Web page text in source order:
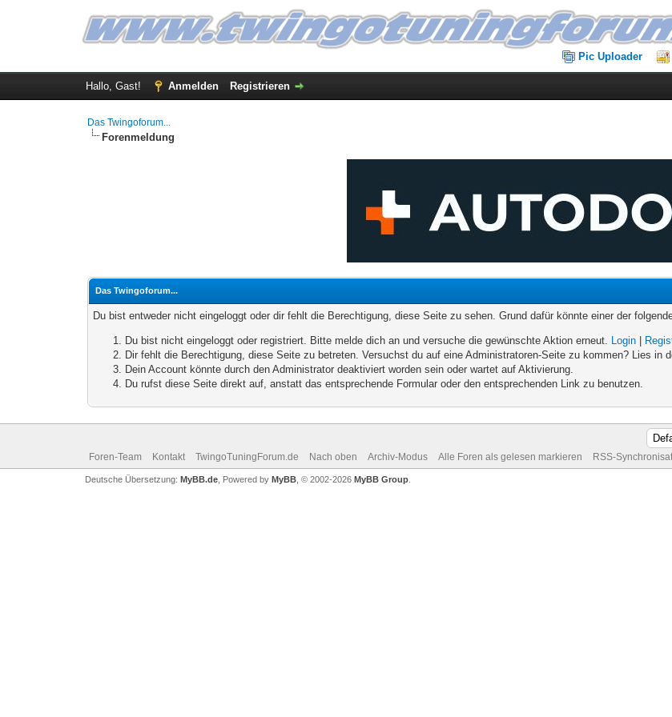
Pic Uploader
Hallo, Gast! Anmelden Registrieren
Das Twingoforum...
Forenmeldung
Das Twingoforum...
Du bist entweder nicht eingeloggt oder dir fehlt die Berechtigung, diese Seite zu sehen. Grund dafür könnte einer der
Du bist nicht eingeloggt oder registriert. Bitte melde dich an und versuche die gewünschte Aktion erneut. Login
Dir fehlt die Berechtigung, diese Seite zu betreten. Versuchst du auf eine Administratoren-Seite zu kommen? Lies in
Dein Account könnte durch den Administrator deaktiviert worden sein oder wartet auf Aktivierung.
Du rufst diese Seite direkt auf, anstatt das entsprechende Formular oder den entsprechenden Link zu benutzen.
Foren-Team Kontakt TwingoTuningForum.de Nach oben Archiv-Modus Alle Foren als gelesen markieren RSS-
Deutsche Übersetzung: MyBB.de, Powered by MyBB, © 2002-2026 MyBB Group.